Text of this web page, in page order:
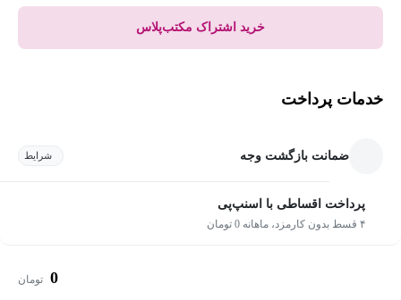
خرید اشتراک مکتب‌پلاس
خدمات پرداخت
ضمانت بازگشت وجه شرایط
پرداخت اقساطی با اسنپ‌پی
۴ قسط بدون کارمزد، ماهانه 0 تومان
0 تومان